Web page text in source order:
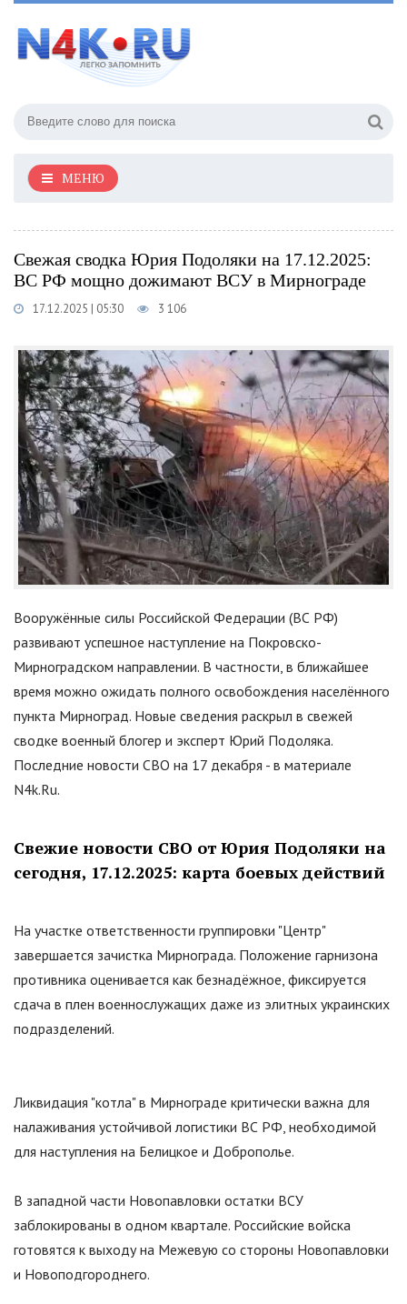
МЕНЮ
Свежая сводка Юрия Подоляки на 17.12.2025:
ВС РФ мощно дожимают ВСУ в Мирнограде
17.12.2025 | 05:30 3 106
Вооружённые силы Российской Федерации (ВС РФ)
развивают успешное наступление на Покровско-
Мирноградском направлении. В частности, в ближайшее
время можно ожидать полного освобождения населённого
пункта Мирноград. Новые сведения раскрыл в свежей
сводке военный блогер и эксперт Юрий Подоляка.
Последние новости СВО на 17 декабря - в материале
N4k.Ru.
Свежие новости СВО от Юрия Подоляки на
сегодня, 17.12.2025: карта боевых действий
На участке ответственности группировки "Центр"
завершается зачистка Мирнограда. Положение гарнизона
противника оценивается как безнадёжное, фиксируется
сдача в плен военнослужащих даже из элитных украинских
подразделений.
Ликвидация "котла"в Мирнограде критически важна для
налаживания устойчивой логистики ВС РФ, необходимой
для наступления на Белицкое и Доброполье.
В западной части Новопавловки остатки ВСУ
заблокированы в одном квартале. Российские войска
готовятся к выходу на Межевую со стороны Новопавловки
и Новоподгороднего.